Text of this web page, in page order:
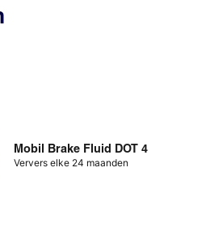
Mobil Brake Fluid DOT 4
Ververs elke 24 maanden